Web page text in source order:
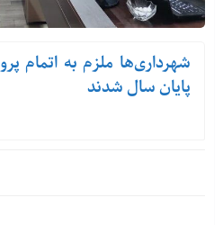
شهرداری‌ها ملزم به اتمام
پایان سال شدند